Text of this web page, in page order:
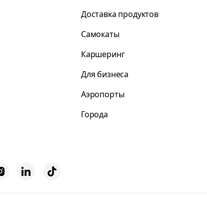
Доставка продуктов
Самокаты
Каршеринг
Для бизнеса
Аэропорты
Города